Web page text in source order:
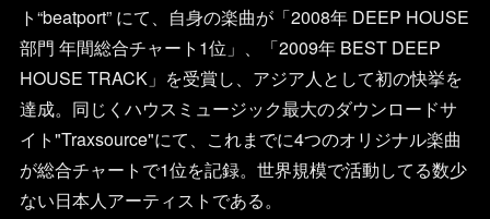
ト“beatport” にて、自身の楽曲が「2008年 DEEP HOUSE
部門 年間総合チャート1位」、「2009年 BEST DEEP
HOUSE TRACK」を受賞し、アジア人として初の快挙を
達成。同じくハウスミュージック最大のダウンロードサ
イト"Traxsource"にて、これまでに4つのオリジナル楽曲
が総合チャートで1位を記録。世界規模で活動してる数少
ない日本人アーティストである。